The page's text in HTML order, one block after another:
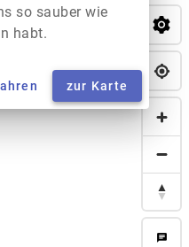
chat
so sauber wie
habt.
zur Karte